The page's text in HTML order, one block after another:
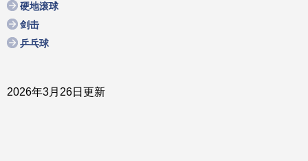
硬地滚球
剑击
乒乓球
2026年3月26日更新